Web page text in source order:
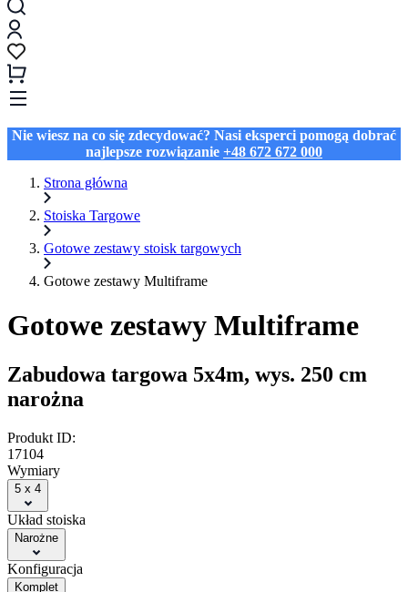
Nie wiesz na co się zdecydować? Nasi eksperci pomogą dobrać
najlepsze rozwiązanie +48 672 672 000
Strona główna
Stoiska Targowe
Gotowe zestawy stoisk targowych
Gotowe zestawy Multiframe
Gotowe zestawy Multiframe
Zabudowa targowa 5x4m, wys. 250 cm
narożna
Produkt ID:
17104
Wymiary
5 x 4
Układ stoiska
Narożne
Konfiguracja
Komplet